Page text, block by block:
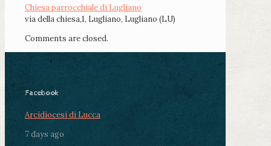
Chiesa parrocchiale di Lugliano
via della chiesa,1, Lugliano, Lugliano (LU)
Comments are closed.
Facebook
Arcidiocesi di Lucca
7 days ago